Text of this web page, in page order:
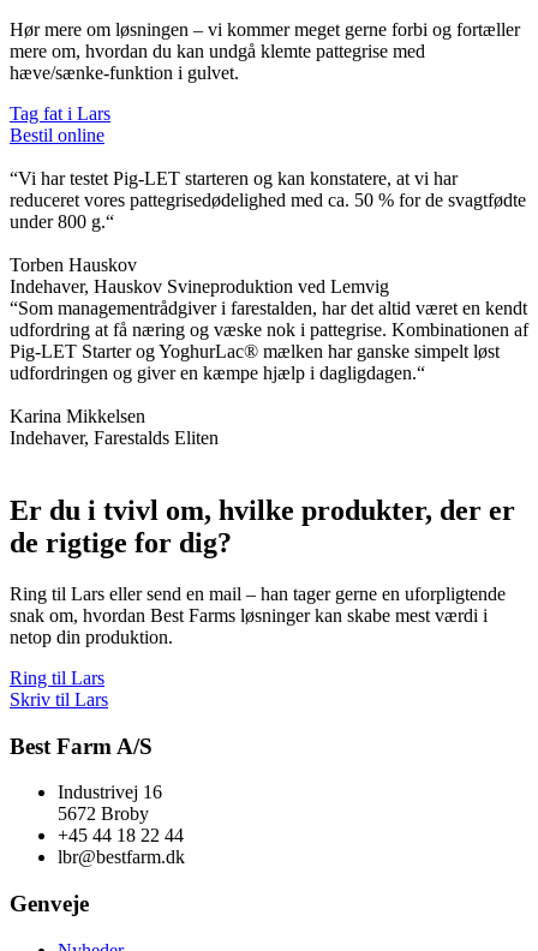
Hør mere om løsningen – vi kommer meget gerne forbi og fortæller
mere om, hvordan du kan undgå klemte pattegrise med
hæve/sænke-funktion i gulvet.
Tag fat i Lars
Bestil online
“Vi har testet Pig-LET starteren og kan konstatere, at vi har
reduceret vores pattegrisedødelighed med ca. 50 % for de svagtfødte
under 800 g.“
Torben Hauskov
Indehaver, Hauskov Svineproduktion ved Lemvig
“Som managementrådgiver i farestalden, har det altid været en kendt
udfordring at få næring og væske nok i pattegrise. Kombinationen af
Pig-LET Starter og YoghurLac® mælken har ganske simpelt løst
udfordringen og giver en kæmpe hjælp i dagligdagen.“
Karina Mikkelsen
Indehaver, Farestalds Eliten
Er du i tvivl om, hvilke produkter, der er
de rigtige for dig?
Ring til Lars eller send en mail – han tager gerne en uforpligtende
snak om, hvordan Best Farms løsninger kan skabe mest værdi i
netop din produktion.
Ring til Lars
Skriv til Lars
Best Farm A/S
Industrivej 16
5672 Broby
+45 44 18 22 44
lbr@bestfarm.dk
Genveje